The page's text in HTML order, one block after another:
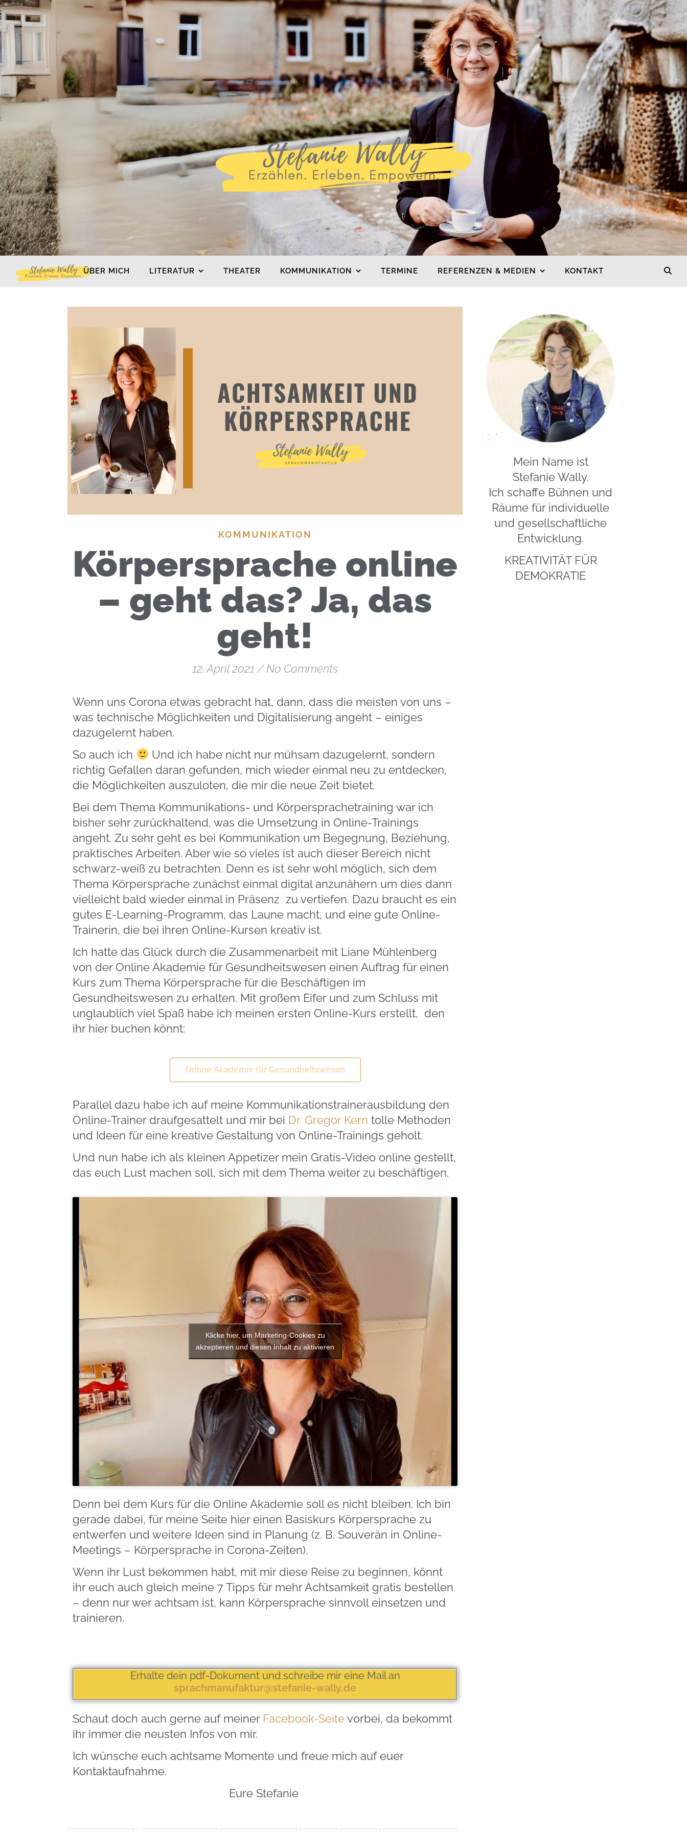
ÜBER MICH LITERATUR THEATER KOMMUNIKATION TERMINE REFERENZEN & MEDIEN KONTAKT
KOMMUNIKATION
Körpersprache online
– geht das? Ja, das
geht!
12. April 2021 / No Comments
Wenn uns Corona etwas gebracht hat, dann, dass die meisten von uns –
was technische Möglichkeiten und Digitalisierung angeht – einiges
dazugelernt haben.
So auch ich
Und ich habe nicht nur mühsam dazugelernt, sondern
richtig Gefallen daran gefunden, mich wieder einmal neu zu entdecken,
die Möglichkeiten auszuloten, die mir die neue Zeit bietet.
Bei dem Thema Kommunikations- und Körpersprachetraining war ich
bisher sehr zurückhaltend, was die Umsetzung in Online-Trainings
angeht. Zu sehr geht es bei Kommunikation um Begegnung, Beziehung,
praktisches Arbeiten. Aber wie so vieles ist auch dieser Bereich nicht
schwarz-weiß zu betrachten. Denn es ist sehr wohl möglich, sich dem
Thema Körpersprache zunächst einmal digital anzunähern um dies dann
vielleicht bald wieder einmal in Präsenz zu vertiefen. Dazu braucht es ein
gutes E-Learning-Programm, das Laune macht, und eine gute Online-
Trainerin, die bei ihren Online-Kursen kreativ ist.
Ich hatte das Glück durch die Zusammenarbeit mit Liane Mühlenberg
von der Online Akademie für Gesundheitswesen einen Auftrag für einen
Kurs zum Thema Körpersprache für die Beschäftigen im
Gesundheitswesen zu erhalten. Mit großem Eifer und zum Schluss mit
unglaublich viel Spaß habe ich meinen ersten Online-Kurs erstellt, den
ihr hier buchen könnt:
Online Akademie für Gesundheitswesen
Parallel dazu habe ich auf meine Kommunikationstrainerausbildung den
Online-Trainer draufgesattelt und mir bei Dr. Gregor Kern tolle Methoden
und Ideen für eine kreative Gestaltung von Online-Trainings geholt.
Und nun habe ich als kleinen Appetizer mein Gratis-Video online gestellt,
das euch Lust machen soll, sich mit dem Thema weiter zu beschäftigen.
Klicke hier, um Marketing-Cookies zu
akzeptieren und diesen Inhalt zu aktivieren
Denn bei dem Kurs für die Online Akademie soll es nicht bleiben. Ich bin
gerade dabei, für meine Seite hier einen Basiskurs Körpersprache zu
entwerfen und weitere Ideen sind in Planung (z. B. Souverän in Online-
Meetings – Körpersprache in Corona-Zeiten).
Wenn ihr Lust bekommen habt, mit mir diese Reise zu beginnen, könnt
ihr euch auch gleich meine 7 Tipps für mehr Achtsamkeit gratis bestellen
– denn nur wer achtsam ist, kann Körpersprache sinnvoll einsetzen und
trainieren.
Erhalte dein pdf-Dokument und schreibe mir eine Mail an
sprachmanufaktur@stefanie-wally.de
Schaut doch auch gerne auf meiner Facebook-Seitevorbei, da bekommt
ihr immer die neusten Infos von mir.
Ich wünsche euch achtsame Momente und freue mich auf euer
Kontaktaufnahme.
Eure Stefanie
Mein Name ist
Stefanie Wally.
Ich schaffe Bühnen und
Räume für individuelle
und gesellschaftliche
Entwicklung.
KREATIVITÄT FÜR
DEMOKRATIE